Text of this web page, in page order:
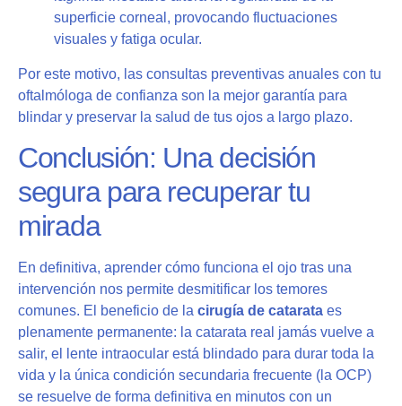
superficie corneal, provocando fluctuaciones
visuales y fatiga ocular.
Por este motivo, las consultas preventivas anuales con tu
oftalmóloga de confianza son la mejor garantía para
blindar y preservar la salud de tus ojos a largo plazo.
Conclusión: Una decisión
segura para recuperar tu
mirada
En definitiva, aprender cómo funciona el ojo tras una
intervención nos permite desmitificar los temores
comunes. El beneficio de la cirugía de catarata es
plenamente permanente: la catarata real jamás vuelve a
salir, el lente intraocular está blindado para durar toda la
vida y la única condición secundaria frecuente (la OCP)
se resuelve de forma definitiva en minutos con un